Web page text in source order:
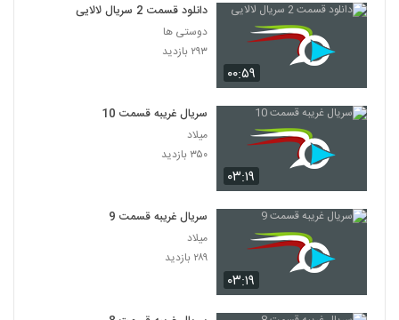
۰۰:۵۹
دانلود قسمت 2 سریال لالایی
دوستی ها
۲۹۳ بازدید
۰۳:۱۹
سریال غریبه قسمت 10
میلاد
۳۵۰ بازدید
۰۳:۱۹
سریال غریبه قسمت 9
میلاد
۲۸۹ بازدید